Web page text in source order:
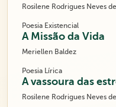
Rosilene Rodrigues Neves
Poesia Existencial
A Missão da Vida
Meriellen Baldez
Poesia Lírica
A vassoura das
Rosilene Rodrigues Neves